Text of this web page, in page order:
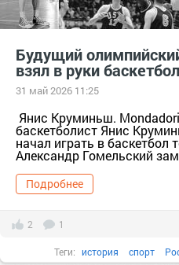
Будущий
взял в руки
31 май 2026 11:25
Янис Круминьш.
баскетболист Янис
начал играть в баскетбол
Александр Гомельский
Подробнее
2 1
Теги: история спорт